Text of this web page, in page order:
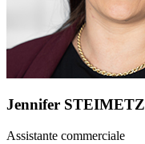
Jennifer STEIMETZ
Assistante commerciale